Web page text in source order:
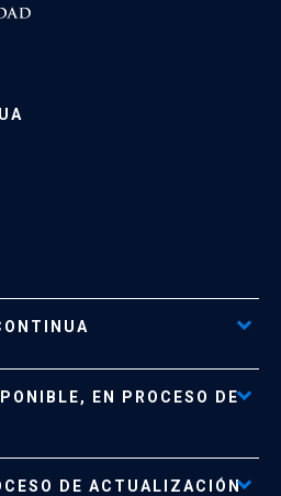
e Información Importante
EN PROCESO DE
No Disponible file_download
DE ACTUALIZACIÓN